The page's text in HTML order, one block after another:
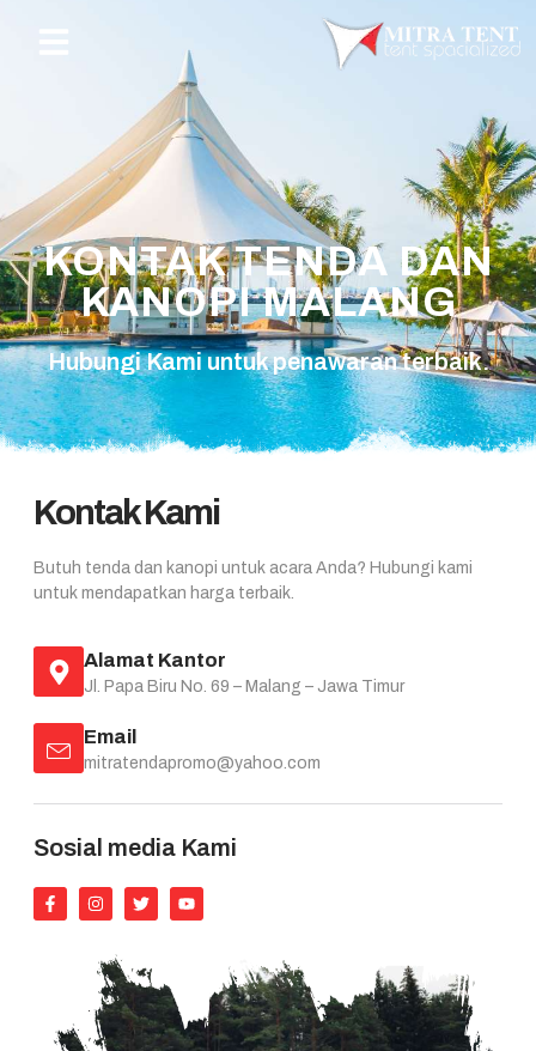
KONTAK TENDA DAN
KANOPI MALANG
Hubungi Kami untuk penawaran terbaik.
Kontak Kami
Butuh tenda dan kanopi untuk acara Anda? Hubungi kami
untuk mendapatkan harga terbaik.
Alamat Kantor
Jl. Papa Biru No. 69 – Malang – Jawa Timur
Email
mitratendapromo@yahoo.com
Sosial media Kami